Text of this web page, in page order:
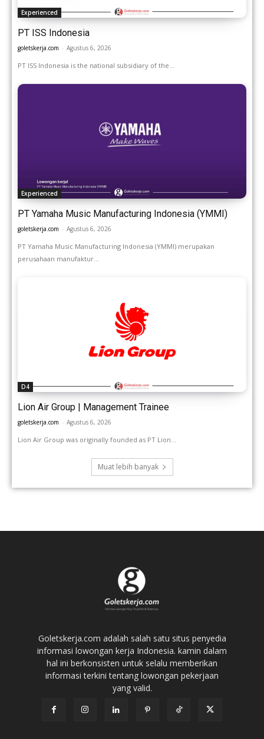
Experienced
PT ISS Indonesia
goletskerja.com - Agustus 6, 2026
PT ISS Indonesia is the national subsidiary of the...
Experienced
PT Yamaha Music Manufacturing Indonesia (YMMI)
goletskerja.com - Agustus 6, 2026
PT Yamaha Music Manufacturing Indonesia (YMMI) merupakan
perusahaan manufaktur...
D4
Lion Air Group | Management Trainee
goletskerja.com - Agustus 6, 2026
Lion Air Group was originally founded as PT Lion...
Muat lebih banyak
Goletskerja.com adalah salah satu situs penyedia
informasi lowongan kerja Indonesia. kamin dalam
hal ini berkonsisten untuk selalu memberikan
informasi terkini tentang lowongan pekerjaan
yang valid.